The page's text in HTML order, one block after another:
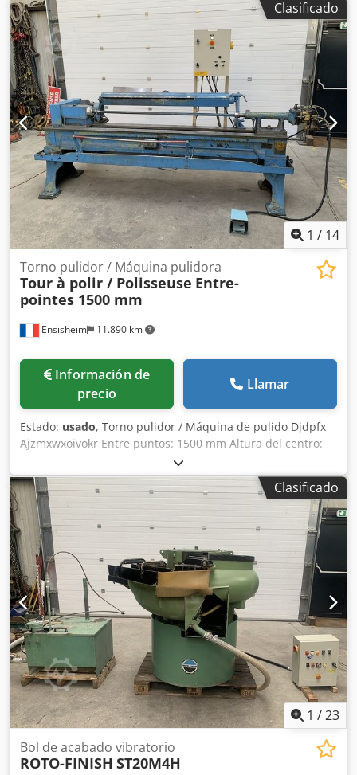
380 V. Diámetro de paso del husillo: 35 mm. Espacio
requerido: 1000 x 570 x 1150 mm. Peso: 84 kg.
Clasificado
1 / 14
Ensisheim 11.890 km
Torno pulidor / Máquina pulidora
Tour à polir / Polisseuse Entre-
pointes 1500 mm
Información de
precio
Llamar
Estado: usado, Torno pulidor / Máquina de pulido Djdpfx
Ajzmxwxoivokr Entre puntos: 1500 mm Altura del centro:
180 mm Diámetro máximo a pulir: Ø 380 mm Cabezal CM3
Velocidad del husillo regulada por variador de velocidad
Contrapunto neumático Equipado con sistema de
aspiración (sólo enchufar la manguera de aire) La máquina
se utilizaba para pulir ejes Voltaje: 220 V monofásico
Dimensiones (L x An x Al): 3200 x 1000 x 1900 mm Peso: 1,2
t
Clasificado
1 /23
Bol de acabado vibratorio
ROTO-FINISH ST20M4H